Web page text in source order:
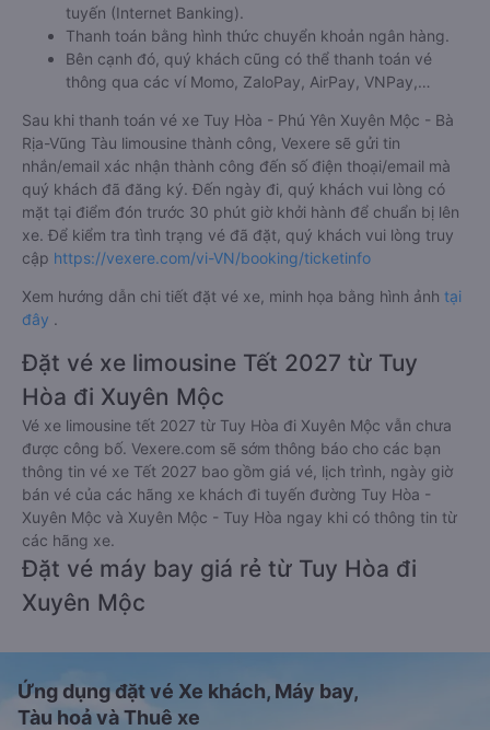
tuyến (Internet Banking).
Thanh toán bằng hình thức chuyển khoản ngân hàng.
Bên cạnh đó, quý khách cũng có thể thanh toán vé
thông qua các ví Momo, ZaloPay, AirPay, VNPay,…
Sau khi thanh toán vé xe Tuy Hòa - Phú Yên Xuyên Mộc - Bà
Rịa-Vũng Tàu limousine thành công, Vexere sẽ gửi tin
nhắn/email xác nhận thành công đến số điện thoại/email mà
quý khách đã đăng ký. Đến ngày đi, quý khách vui lòng có
mặt tại điểm đón trước 30 phút giờ khởi hành để chuẩn bị lên
xe. Để kiểm tra tình trạng vé đã đặt, quý khách vui lòng truy
cập https://vexere.com/vi-VN/booking/ticketinfo
Xem hướng dẫn chi tiết đặt vé xe, minh họa bằng hình ảnh tại
đây .
Đặt vé xe limousine Tết 2027 từ Tuy
Hòa đi Xuyên Mộc
Vé xe limousine tết 2027 từ Tuy Hòa đi Xuyên Mộc vẫn chưa
được công bố. Vexere.com sẽ sớm thông báo cho các bạn
thông tin vé xe Tết 2027 bao gồm giá vé, lịch trình, ngày giờ
bán vé của các hãng xe khách đi tuyến đường Tuy Hòa -
Xuyên Mộc và Xuyên Mộc - Tuy Hòa ngay khi có thông tin từ
các hãng xe.
Đặt vé máy bay giá rẻ từ Tuy Hòa đi
Xuyên Mộc
Ứng dụng đặt vé Xe khách, Máy bay,
Tàu hoả và Thuê xe